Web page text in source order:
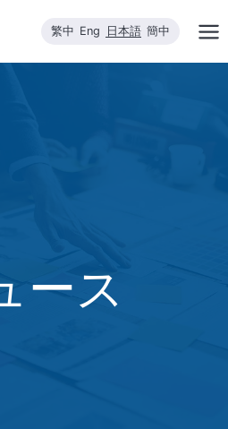
繁中 Eng 日本語 簡中
ース